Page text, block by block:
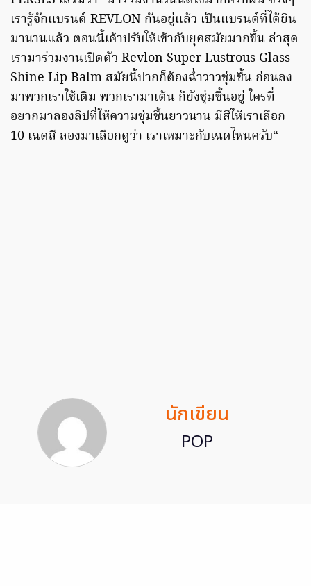
เรารู้จักแบรนด์ REVLON กันอยู่แล้ว เป็นแบรนด์ที่ได้ยิน
มานานแล้ว ตอนนี้เค้าปรับให้เข้ากับยุคสมัยมากขึ้น ล่าสุด
เรามาร่วมงานเปิดตัว Revlon Super Lustrous Glass
Shine Lip Balm สมัยนี้ปากก็ต้องฉ่ำวาวชุ่มชื้น ก่อนลง
มาพวกเราใช้เติม พวกเรามาเต้น ก็ยังชุ่มชื้นอยู่ ใครที่
อยากมาลองลิปที่ให้ความชุ่มชื้นยาวนาน มีสีให้เราเลือก
10 เฉดสี ลองมาเลือกดูว่า เราเหมาะกับเฉดไหนครับ“
นักเขียน
POP